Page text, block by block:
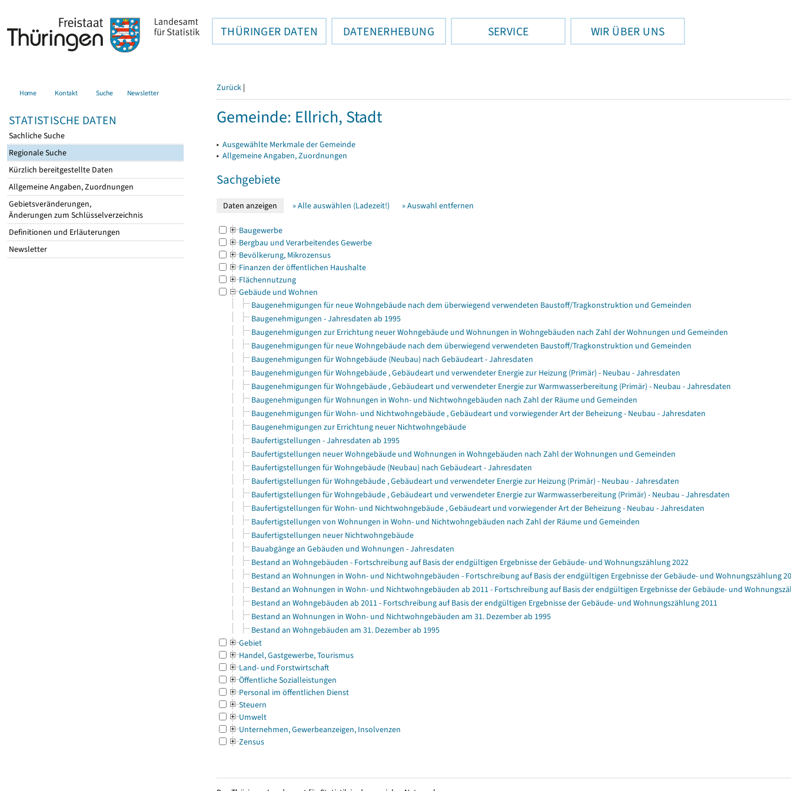
THÜRINGER DATEN DATENERHEBUNG SERVICE WIR ÜBER UNS
Home Kontakt Suche Newsletter
STATISTISCHE DATEN
Sachliche Suche
Regionale Suche
Kürzlich bereitgestellte Daten
Allgemeine Angaben, Zuordnungen
Gebietsveränderungen,
Änderungen zum Schlüsselverzeichnis
Definitionen und Erläuterungen
Newsletter
Zurück |
Gemeinde: Ellrich, Stadt
▸ Ausgewählte Merkmale der Gemeinde
▸ Allgemeine Angaben, Zuordnungen
Sachgebiete
» Alle auswählen (Ladezeit!) » Auswahl entfernen
Baugewerbe
Bergbau und Verarbeitendes Gewerbe
Bevölkerung, Mikrozensus
Finanzen der öffentlichen Haushalte
Flächennutzung
Gebäude und Wohnen
Baugenehmigungen für neue Wohngebäude nach dem überwiegend verwendeten Baustoff/Tragkonstruktion und Gemeinden
Baugenehmigungen - Jahresdaten ab 1995
Baugenehmigungen zur Errichtung neuer Wohngebäude und Wohnungen in Wohngebäuden nach Zahl der Wohnungen und Gemeinden
Baugenehmigungen für neue Wohngebäude nach dem überwiegend verwendeten Baustoff/Tragkonstruktion und Gemeinden
Baugenehmigungen für Wohngebäude (Neubau) nach Gebäudeart - Jahresdaten
Baugenehmigungen für Wohngebäude , Gebäudeart und verwendeter Energie zur Heizung (Primär) - Neubau - Jahresdaten
Baugenehmigungen für Wohngebäude , Gebäudeart und verwendeter Energie zur Warmwasserbereitung (Primär) - Neubau - Jahresdaten
Baugenehmigungen für Wohnungen in Wohn- und Nichtwohngebäuden nach Zahl der Räume und Gemeinden
Baugenehmigungen für Wohn- und Nichtwohngebäude , Gebäudeart und vorwiegender Art der Beheizung - Neubau - Jahresdaten
Baugenehmigungen zur Errichtung neuer Nichtwohngebäude
Baufertigstellungen - Jahresdaten ab 1995
Baufertigstellungen neuer Wohngebäude und Wohnungen in Wohngebäuden nach Zahl der Wohnungen und Gemeinden
Baufertigstellungen für Wohngebäude (Neubau) nach Gebäudeart - Jahresdaten
Baufertigstellungen für Wohngebäude , Gebäudeart und verwendeter Energie zur Heizung (Primär) - Neubau - Jahresdaten
Baufertigstellungen für Wohngebäude , Gebäudeart und verwendeter Energie zur Warmwasserbereitung (Primär) - Neubau - Jahresdaten
Baufertigstellungen für Wohn- und Nichtwohngebäude , Gebäudeart und vorwiegender Art der Beheizung - Neubau - Jahresdaten
Baufertigstellungen von Wohnungen in Wohn- und Nichtwohngebäuden nach Zahl der Räume und Gemeinden
Baufertigstellungen neuer Nichtwohngebäude
Bauabgänge an Gebäuden und Wohnungen - Jahresdaten
Bestand an Wohngebäuden - Fortschreibung auf Basis der endgültigen Ergebnisse der Gebäude- und Wohnungszählung 2022
Bestand an Wohnungen in Wohn- und Nichtwohngebäuden - Fortschreibung auf Basis der endgültigen Ergebnisse der Gebäude- und Wohnungszählung
Bestand an Wohnungen in Wohn- und Nichtwohngebäuden ab 2011 - Fortschreibung auf Basis der endgültigen Ergebnisse der Gebäude- und
Bestand an Wohngebäuden ab 2011 - Fortschreibung auf Basis der endgültigen Ergebnisse der Gebäude- und Wohnungszählung 2011
Bestand an Wohnungen in Wohn- und Nichtwohngebäuden am 31. Dezember ab 1995
Bestand an Wohngebäuden am 31. Dezember ab 1995
Gebiet
Handel, Gastgewerbe, Tourismus
Land- und Forstwirtschaft
Öffentliche Sozialleistungen
Personal im öffentlichen Dienst
Steuern
Umwelt
Unternehmen, Gewerbeanzeigen, Insolvenzen
Zensus